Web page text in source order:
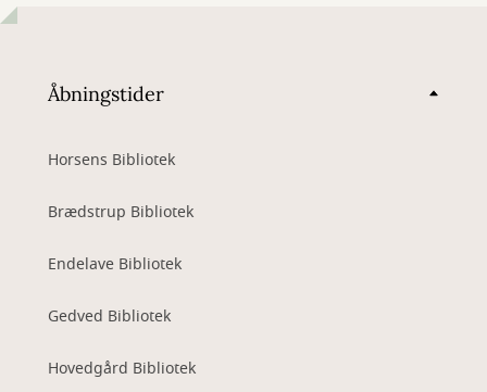
Åbningstider
Horsens Bibliotek
Brædstrup Bibliotek
Endelave Bibliotek
Gedved Bibliotek
Hovedgård Bibliotek